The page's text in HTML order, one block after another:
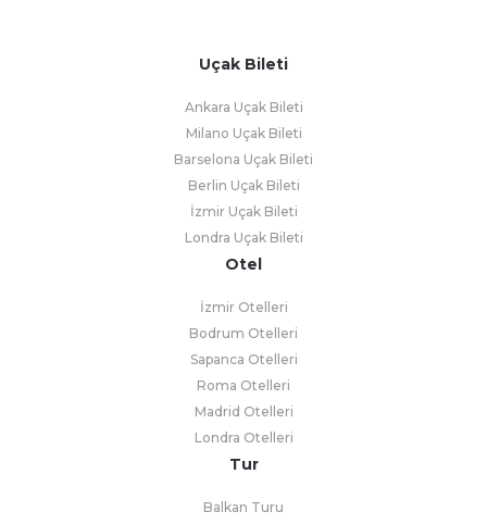
Uçak Bileti
Ankara Uçak Bileti
Milano Uçak Bileti
Barselona Uçak Bileti
Berlin Uçak Bileti
İzmir Uçak Bileti
Londra Uçak Bileti
Otel
İzmir Otelleri
Bodrum Otelleri
Sapanca Otelleri
Roma Otelleri
Madrid Otelleri
Londra Otelleri
Tur
Balkan Turu